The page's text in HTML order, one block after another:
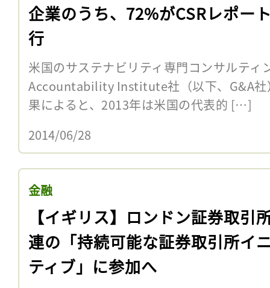
企業のうち、72%がCSRレポー
行
米国のサステナビリティ専門コンサルテ
Accountability Institute社（以下、G&A社
果によると、2013年は米国の代表的 […]
2014/06/28
金融
【イギリス】ロンドン証券取引
連の「持続可能な証券取引所イ
ティブ」に参加へ